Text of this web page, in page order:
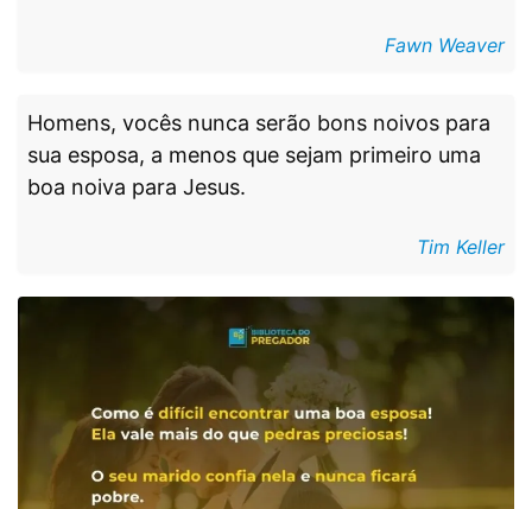
Fawn Weaver
Homens, vocês nunca serão bons noivos para
sua esposa, a menos que sejam primeiro uma
boa noiva para Jesus.
Tim Keller